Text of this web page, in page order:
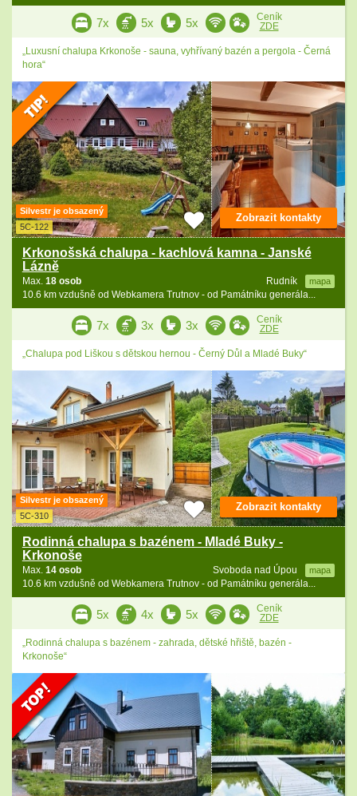
7x 5x 5x
Ceník
ZDE
„Luxusní chalupa Krkonoše - sauna, vyhřívaný bazén a pergola - Černá
hora“
Silvestr je obsazený
5C-122
Krkonošská chalupa - kachlová kamna - Janské
Lázně
Rudník mapa
Max. 18 osob
10.6 km vzdušně od Webkamera Trutnov - od Památníku generála...
Zobrazit kontakty
7x 3x 3x
Ceník
ZDE
„Chalupa pod Liškou s dětskou hernou - Černý Důl a Mladé Buky“
Silvestr je obsazený
5C-310
Rodinná chalupa s bazénem - Mladé Buky -
Krkonoše
Svoboda nad Úpou mapa
Max. 14 osob
10.6 km vzdušně od Webkamera Trutnov - od Památníku generála...
Zobrazit kontakty
5x 4x 5x
Ceník
ZDE
„Rodinná chalupa s bazénem - zahrada, dětské hřiště, bazén -
Krkonoše“